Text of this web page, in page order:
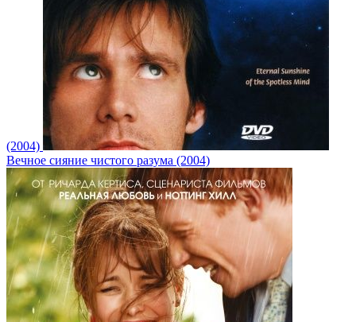
(2004)
Вечное сияние чистого разума (2004)